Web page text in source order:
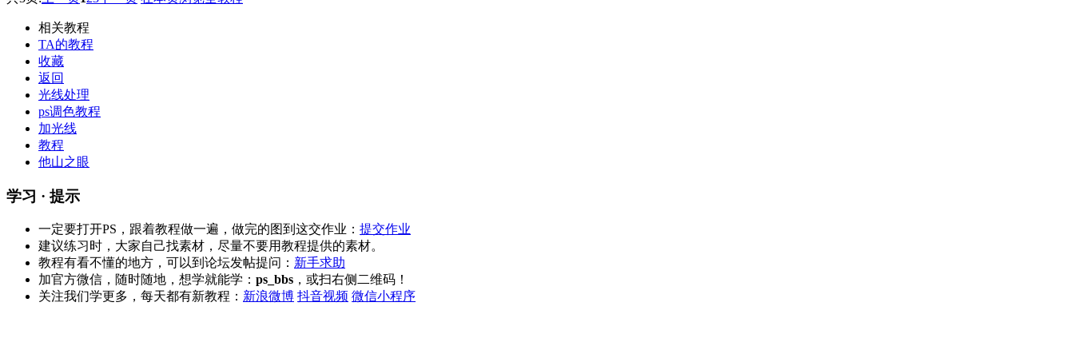
相关教程
TA的教程
收藏
返回
光线处理
ps调色教程
加光线
教程
他山之眼
学习 · 提示
一定要打开PS，跟着教程做一遍，做完的图到这交作业： 提交作业
建议练习时，大家自己找素材，尽量不要用教程提供的素材。
教程有看不懂的地方，可以到论坛发帖提问： 新手求助
加官方微信，随时随地，想学就能学： ps_bbs ，或扫右侧二维码！
关注我们学更多，每天都有新教程： 新浪微博 抖音视频 微信小程序